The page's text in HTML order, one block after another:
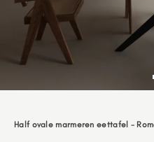
Half ovale marmeren eettafel -